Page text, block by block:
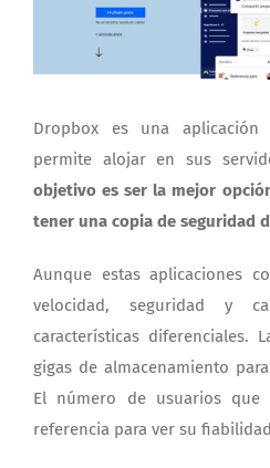
Dropbox es una
permite alojar en sus
objetivo es ser la mejor
tener una copia de seguridad
Aunque estas aplicaciones
velocidad, seguridad y
características diferenciales.
gigas de almacenamiento
El número de usuarios
referencia para ver su